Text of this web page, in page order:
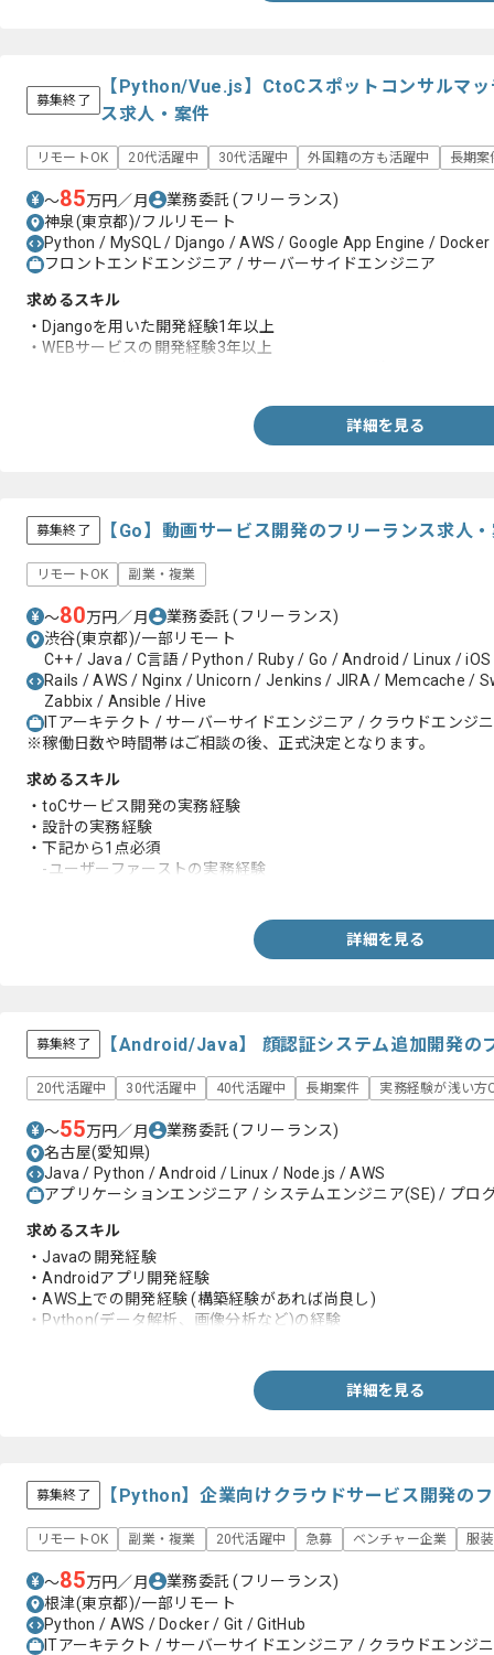
募集終了
【Python/Vue.js】CtoCスポットコンサルマッ
ス求人・案件
リモートOK 20代活躍中 30代活躍中 外国籍の方も活躍中 長期案
〜85万円／月 業務委託(フリーランス)
神泉(東京都)/フルリモート
Python / MySQL / Django / AWS / Google App Engine /
フロントエンドエンジニア / サーバーサイドエンジニア
求めるスキル
・Djangoを用いた開発経験1年以上
・WEBサービスの開発経験3年以上
詳細を見る
募集終了 【Go】動画サービス開発のフリーランス求人
リモートOK 副業・複業
〜80万円／月 業務委託(フリーランス)
渋谷(東京都)/一部リモート
C++ / Java / C言語 / Python / Ruby / Go / Android / Linux /
Rails / AWS / Nginx / Unicorn / Jenkins / JIRA / Memcache /
Zabbix / Ansible / Hive
ITアーキテクト / サーバーサイドエンジニア / クラウドエンジ
※稼働日数や時間帯はご相談の後、正式決定となります。
求めるスキル
・toCサービス開発の実務経験
・設計の実務経験
・下記から1点必須
-ユーザーファーストの実務経験
-コードベース改善の実務経験
-課題解決や業務改善および効率化の実務経験
-動画サービス開発の実務経験
詳細を見る
募集終了 【Android/Java】 顔認証システム追加開発の
20代活躍中 30代活躍中 40代活躍中 長期案件 実務経験が浅い方
〜55万円／月 業務委託(フリーランス)
名古屋(愛知県)
Java / Python / Android / Linux / Node.js / AWS
アプリケーションエンジニア / システムエンジニア(SE) / プロ
求めるスキル
・Javaの開発経験
・Androidアプリ開発経験
・AWS上での開発経験 (構築経験があれば尚良し)
・Python(データ解析、画像分析など)の経験
詳細を見る
募集終了 【Python】企業向けクラウドサービス開発の
リモートOK 副業・複業 20代活躍中 急募 ベンチャー企業 服
〜85万円／月 業務委託(フリーランス)
根津(東京都)/一部リモート
Python / AWS / Docker / Git / GitHub
ITアーキテクト / サーバーサイドエンジニア / クラウドエンジ